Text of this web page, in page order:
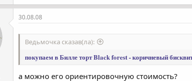
30.08.08
Ведьмочка сказав(ла):
покупаем в Билле торт Black forest - коричневый
а можно его ориентировочную стоимость?